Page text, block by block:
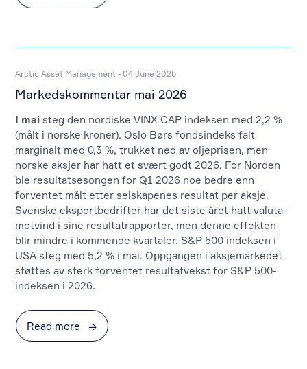
Arctic Asset Management - 04 June 2026
Markedskommentar mai 2026
I maisteg den nordiske VINX CAP indeksen med 2,2 %
(målt i norske kroner). Oslo Børs fondsindeks falt
marginalt med 0,3 %, trukket ned av oljeprisen, men
norske aksjer har hatt et svært godt 2026. For Norden
ble resultatsesongen for Q1 2026 noe bedre enn
forventet målt etter selskapenes resultat per aksje.
Svenske eksportbedrifter har det siste året hatt valuta-
motvind i sine resultatrapporter, men denne effekten
blir mindre i kommende kvartaler. S&P 500 indeksen i
USA steg med 5,2 % i mai. Oppgangen i aksjemarkedet
støttes av sterk forventet resultatvekst for S&P 500-
indeksen i 2026.
Read more →